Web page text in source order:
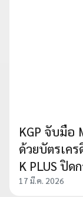
KGP จับมือ
ด้วยบัตรเค
K PLUS ปิ
17 มี.ค. 2026